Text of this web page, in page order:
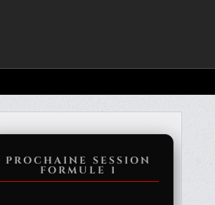
PROCHAINE SESSION
FORMULE 1